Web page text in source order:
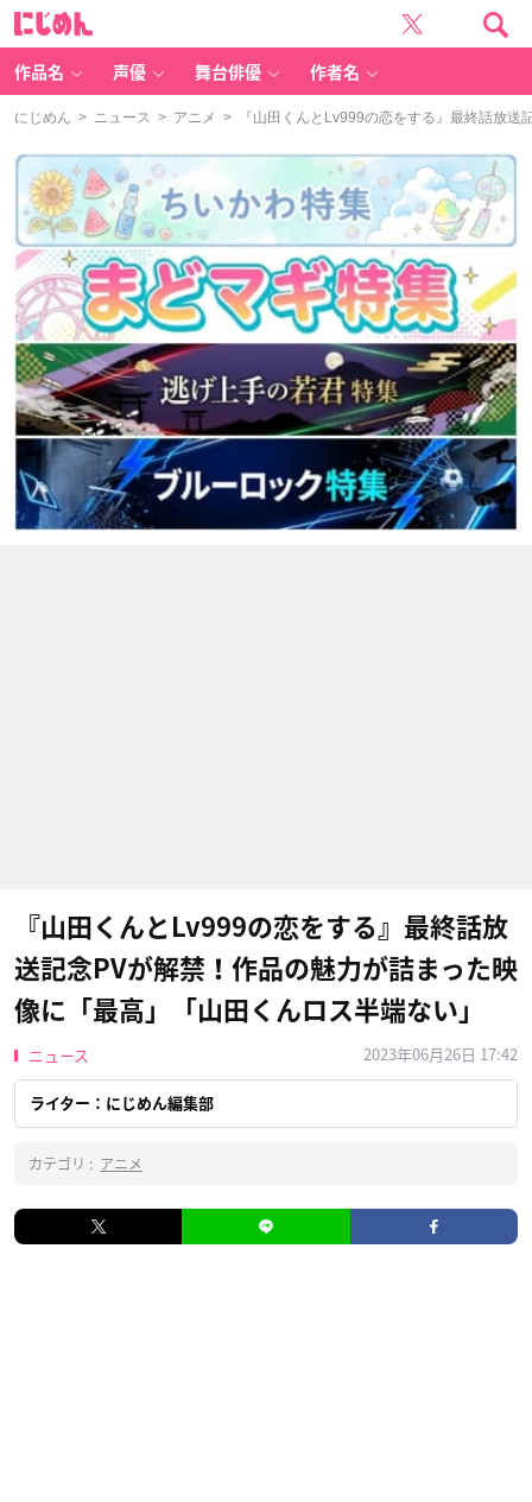
作品名 声優 舞台俳優 作者名
にじめん > ニュース > アニメ > 『山田くんとLv999の恋をする』最終話放送
『山田くんとLv999の恋をする』最終話放
送記念PVが解禁！作品の魅力が詰まった映
像に「最高」「山田くんロス半端ない」
ニュース 2023年06月26日 17:42
ライター：にじめん編集部
カテゴリ : アニメ